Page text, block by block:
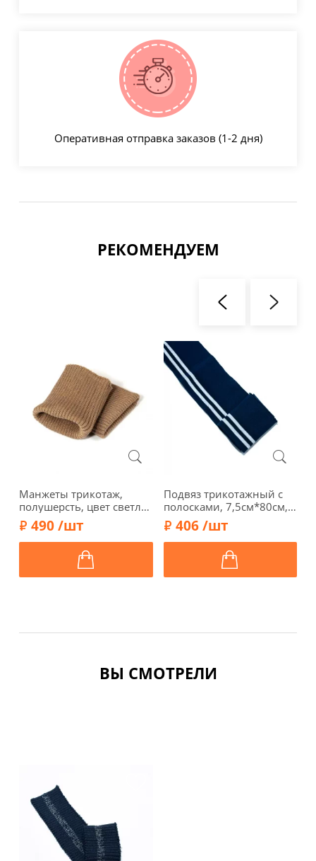
Оперативная отправка заказов (1-2 дня)
РЕКОМЕНДУЕМ
Манжеты трикотаж,
полушерсть, цвет светло-
коричневый меланж,
124-108
490 /шт
Подвяз трикотажный с
полосками, 7,5см*80см,
арт. ГД15080-12,
т.синий/серебро
406 /шт
ВЫ СМОТРЕЛИ